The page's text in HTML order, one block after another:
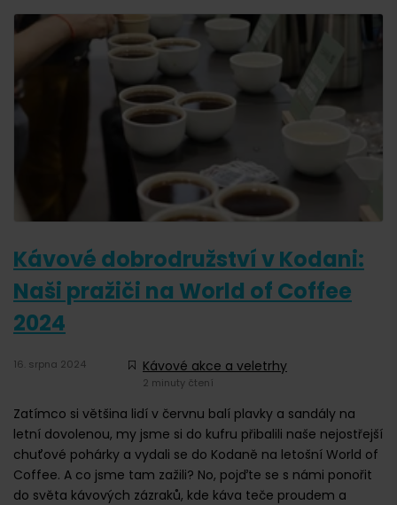
Kávové dobrodružství v Kodani:
Naši pražiči na World of Coffee
2024
16. srpna 2024 Kávové akce a veletrhy
2 minuty čtení
Zatímco si většina lidí v červnu balí plavky a sandály na
letní dovolenou, my jsme si do kufru přibalili naše nejostřejší
chuťové pohárky a vydali se do Kodaně na letošní World of
Coffee. A co jsme tam zažili? No, pojďte se s námi ponořit
do světa kávových zázraků, kde káva teče proudem a